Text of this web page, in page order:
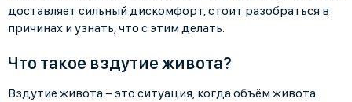
доставляет сильный дискомфорт, стоит разобраться в
причинах и узнать, что с этим делать.
Что такое вздутие живота?
Вздутие живота − это ситуация, когда объём живота